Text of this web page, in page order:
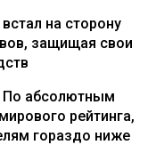
на сторону
защищая свои
По абсолютным
рейтинга,
гораздо ниже